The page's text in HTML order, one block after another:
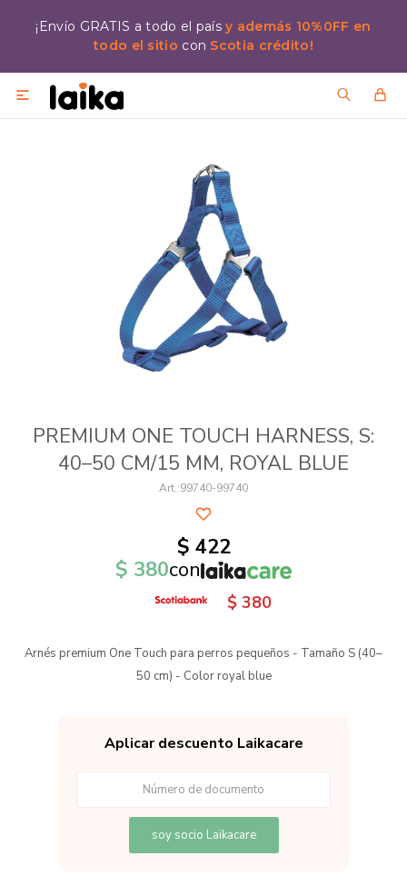
¡Envío GRATIS a todo el paísy además 10%0FF en
todo el sitio con Scotia crédito!

PREMIUM ONE TOUCH HARNESS, S:
40–50 CM/15 MM, ROYAL BLUE
99740-99740
$ 422
$ 380con
$ 380
Arnés premium One Touch para perros pequeños - Tamaño S (40–
50 cm) - Color royal blue
Aplicar descuento Laikacare
soy socio Laikacare